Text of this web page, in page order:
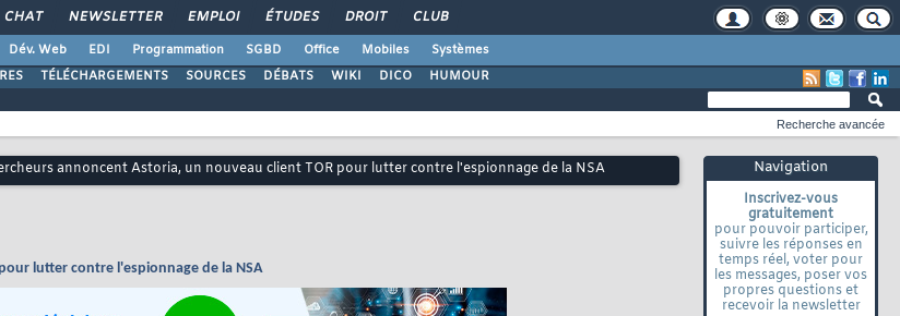
CHAT NEWSLETTER EMPLOI ÉTUDES DROIT CLUB
Dév. Web EDI Programmation SGBD Office Mobiles
Systèmes
TÉLÉCHARGEMENTS SOURCES DÉBATS WIKI DICO HUMOUR
Navigation
Inscrivez-vous
gratuitement
pour pouvoir participer,
suivre les réponses en
temps réel, voter pour
les messages, poser vos
propres questions et
recevoir la newsletter
Recherche avancée
annoncent Astoria, un nouveau client TOR pour lutter contre l'espionnage de la NSA
lutter contre l'espionnage de la NSA